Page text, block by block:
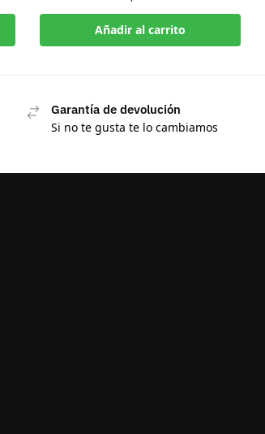
Añadir al carrito
Garantía de devolución
Si no te gusta te lo cambiamos